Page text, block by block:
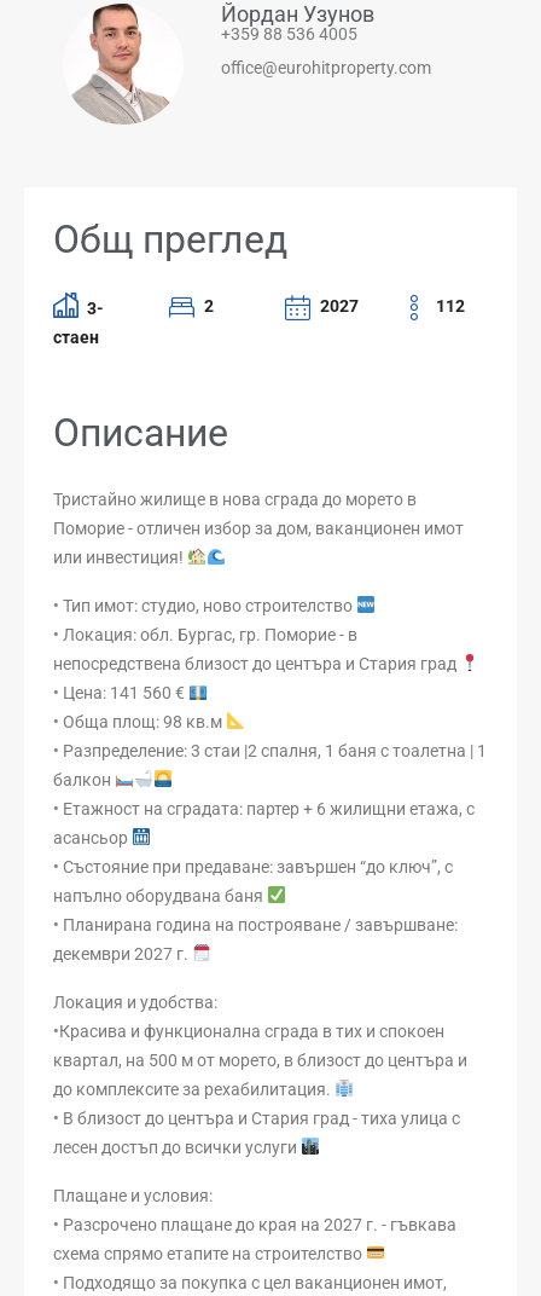
Йордан Узунов
+359 88 536 4005
office@eurohitproperty.com
Общ преглед
3-
стаен
2 2027 112
Описание
Тристайно жилище в нова сграда до морето в
Поморие - отличен избор за дом, ваканционен имот
или инвестиция!
• Тип имот: студио, ново строителство
• Локация: обл. Бургас, гр. Поморие - в
непосредствена близост до центъра и Стария град
• Цена: 141 560 €
• Обща площ: 98 кв.м
• Разпределение: 3 стаи |2 спалня, 1 баня с тоалетна | 1
балкон
• Етажност на сградата: партер + 6 жилищни етажа, с
асансьор
• Състояние при предаване: завършен “до ключ”, с
напълно оборудвана баня
• Планирана година на построяване / завършване:
декември 2027 г.
Локация и удобства:
•Красива и функционална сграда в тих и спокоен
квартал, на 500 м от морето, в близост до центъра и
до комплексите за рехабилитация.
• В близост до центъра и Стария град - тиха улица с
лесен достъп до всички услуги
Плащане и условия:
• Разсрочено плащане до края на 2027 г. - гъвкава
схема спрямо етапите на строителство
• Подходящо за покупка с цел ваканционен имот,